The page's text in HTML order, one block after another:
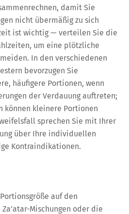
damit Sie
nicht übermäßig zu sich
ist wichtig — verteilen Sie die
um eine plötzliche
In den verschiedenen
bevorzugen Sie
häufigere Portionen, wenn
der Verdauung auftreten;
können kleinere Portionen
sprechen Sie mit Ihrer
über Ihre individuellen
Kontraindikationen.
auf den
Mischungen oder die